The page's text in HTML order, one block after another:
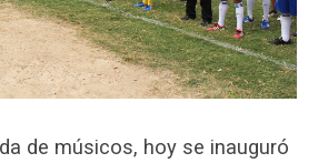
de músicos, hoy se inauguró